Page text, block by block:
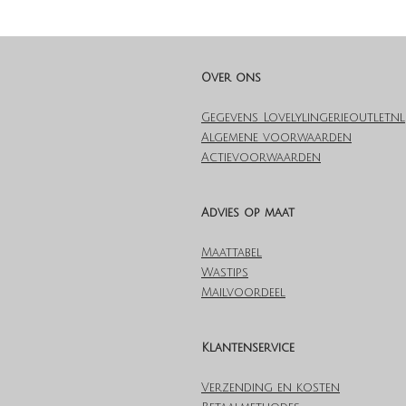
Over ons
Gegevens Lovelylingerieoutlet.nl
Algemene voorwaarden
Actievoorwaarden
Advies op maat
Maattabel
Wastips
Mailvoordeel
Klantenservice
Verzending en kosten